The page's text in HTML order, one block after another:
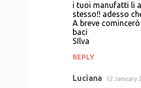
i tuoi manufatti li
stesso!! adesso
A breve
baci
SIlva
REPLY
Luciana 12 January